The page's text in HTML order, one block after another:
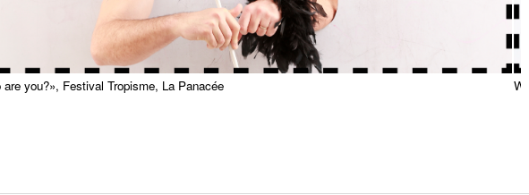
are you?», Festival Tropisme, La Panacée